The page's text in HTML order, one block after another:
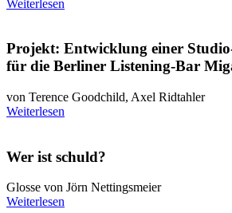
Weiterlesen
Projekt: Entwicklung einer
für die Berliner Listening-Bar
von Terence Goodchild, Axel Ridtahler
Weiterlesen
Wer ist schuld?
Glosse von Jörn Nettingsmeier
Weiterlesen